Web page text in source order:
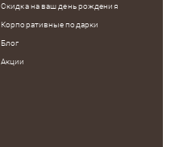
Скидка на ваш день рождения
Корпоративные подарки
Блог
Акции